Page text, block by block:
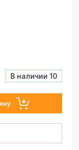
В наличии 10